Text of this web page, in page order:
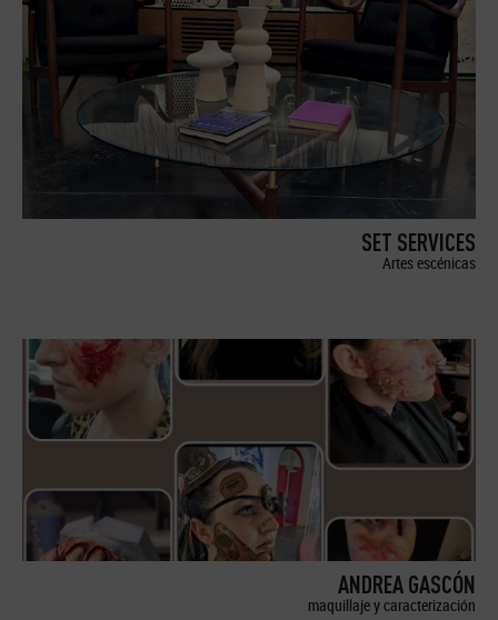
SET SERVICES
Artes escénicas
ANDREA GASCÓN
maquillaje y caracterización